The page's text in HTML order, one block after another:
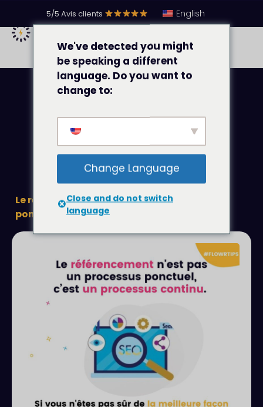
5/5 Avis clients English
Le référencement n’est pas un processus
ponctuel, c’est un processus continu.
We've detected you might
be speaking a different
language. Do you want to
change to:
Change Language
Close and do not switch
language